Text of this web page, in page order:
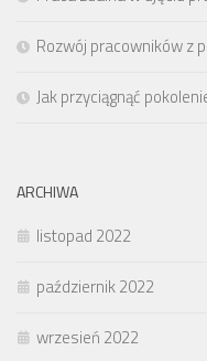
Rozwój pracowników z
Jak przyciągnąć
ARCHIWA
listopad 2022
październik 2022
wrzesień 2022